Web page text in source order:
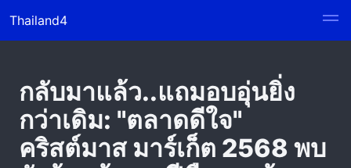
Thailand4
กลับมาแล้ว..แถมอบอุ่นยิ่ง
กว่าเดิม: "ตลาดดีใจ"
คริสต์มาส มาร์เก็ต 2568 พบ